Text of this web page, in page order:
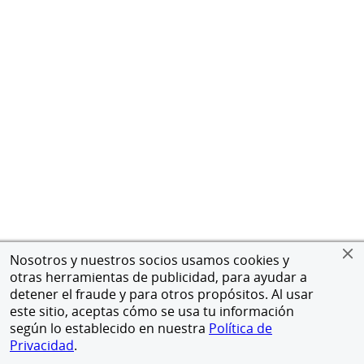
Nosotros y nuestros socios usamos cookies y
otras herramientas de publicidad, para ayudar a
detener el fraude y para otros propósitos. Al usar
este sitio, aceptas cómo se usa tu información
según lo establecido en nuestra Política de
Privacidad.